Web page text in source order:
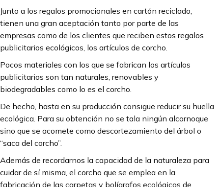
Junto a los regalos promocionales en cartón reciclado,
tienen una gran aceptación tanto por parte de las
empresas como de los clientes que reciben estos regalos
publicitarios ecológicos, los artículos de corcho.
Pocos materiales con los que se fabrican los artículos
publicitarios son tan naturales, renovables y
biodegradables como lo es el corcho.
De hecho, hasta en su producción consigue reducir su huella
ecológica. Para su obtención no se tala ningún alcornoque
sino que se acomete como descortezamiento del árbol o
“saca del corcho”.
Además de recordarnos la capacidad de la naturaleza para
cuidar de sí misma, el corcho que se emplea en la
fabricación de las carpetas y bolígrafos ecológicos de